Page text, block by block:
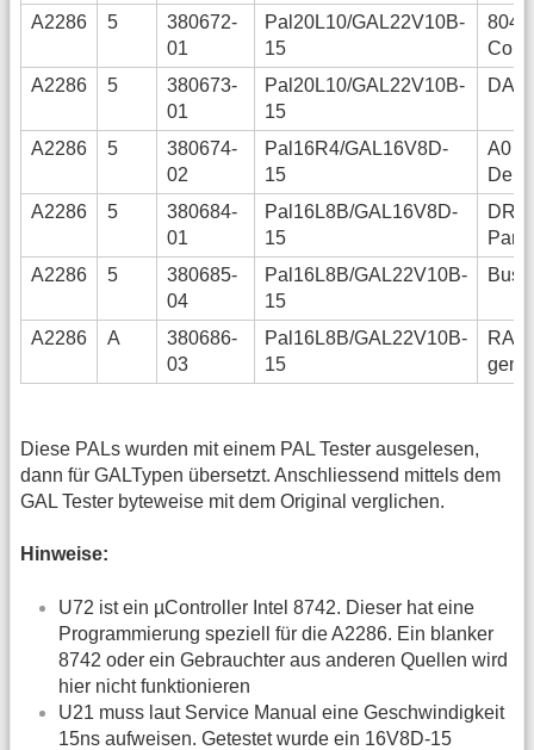
A2286 5
380672-
01
Pal20L10/GAL22V10B-
15
A2286
5
380673-
01
Pal20L10/GAL22V10B-
15
A2286 5
380674-
02
Pal16R4/GAL16V8D-
15
A0
A2286
5
380684-
01
Pal16L8B/GAL16V8D-
15
A2286
5
380685-
04
Pal16L8B/GAL22V10B-
15
A2286 A
380686-
03
Pal16L8B/GAL22V10B-
15
Diese PALs wurden mit einem PAL Tester ausgelesen,
dann für GALTypen übersetzt. Anschliessend mittels dem
GAL Tester byteweise mit dem Original verglichen.
Hinweise:
U72 ist ein µController Intel 8742. Dieser hat eine
Programmierung speziell für die A2286. Ein blanker
8742 oder ein Gebrauchter aus anderen Quellen wird
hier nicht funktionieren
U21 muss laut Service Manual eine Geschwindigkeit
15ns aufweisen. Getestet wurde ein 16V8D-15